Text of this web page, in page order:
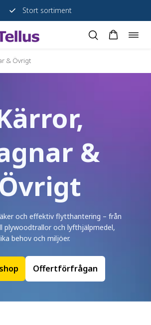
Stort sortiment
& Övrigt
&
Övrigt
och effektiv flytthantering – från
plywoodtrallor och lyfthjälpmedel,
behov och miljöer.
Offertförfrågan